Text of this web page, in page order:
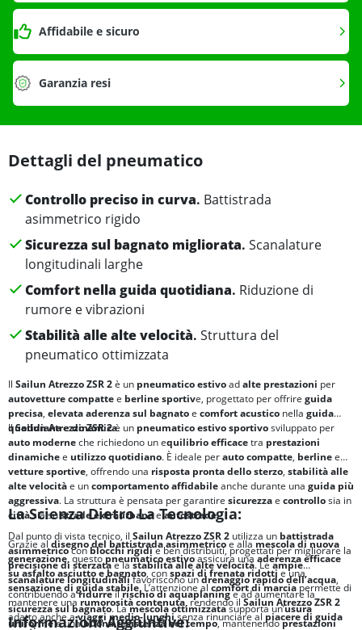
Affidabile e sicuro
Garanzia resi
Dettagli del pneumatico
Controllo preciso in curva. Battistrada
asimmetrico rigido
Sicurezza sul bagnato migliorata. Scanalature
longitudinali larghe
Comfort nella guida quotidiana. Riduzione di
rumore e vibrazioni
Stabilità alle alte velocità. Struttura del
pneumatico ottimizzata
Il Sailun Atrezzo ZSR 2è un pneumatico estivoadalte prestazioni per
autovetturecompattee berline sportive, progettato per offrire guida
precisa, elevata aderenza sul bagnatoe comfort acustico nella guida
quotidianaedinamica.
IlSailun Atrezzo ZSR 2è un pneumatico estivo sportivosviluppato per
auto moderneche richiedono un equilibrio efficacetra prestazioni
dinamichee utilizzo quotidiano. È ideale perauto compatte, berlinee
vetture sportive, offrendo una risposta pronta dello sterzo, stabilità alle
alte velocitàe uncomportamento affidabileanche durante una guida più
aggressiva. La struttura è pensata per garantire sicurezzae controllosia in
cittàsia sustrade extraurbaneeautostrade.
Grazie aldisegno del battistrada asimmetricoe allamescola di nuova
generazione, questopneumatico estivoassicura unaaderenza efficace
su asfalto asciutto e bagnato, conspazi di frenata ridottie una
sensazione di guida stabile. L’attenzione alcomfort di marciapermette di
mantenere unarumorosità contenuta, rendendo ilSailun Atrezzo ZSR 2
adatto anche aviaggi medio-lunghisenza rinunciare alpiacere di guida
La Scienza Dietro La Tecnologia:
Dal punto di vista tecnico, il Sailun Atrezzo ZSR 2 utilizza un battistrada
asimmetricoconblocchi rigidie ben distribuiti, progettati per migliorare la
precisione di sterzatae lastabilità alle alte velocità. Leampie
scanalature longitudinalifavoriscono undrenaggio rapido dell’acqua,
contribuendo aridurreilrischio di aquaplaninge ad aumentare la
sicurezza sul bagnato. Lamescola ottimizzatasupporta un’usura
uniformee unabuona resistenza nel tempo, mantenendoprestazioni
Informazioni Aggiuntive: